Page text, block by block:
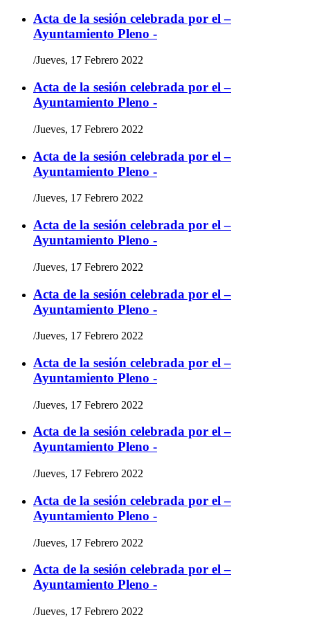
Acta de la sesión celebrada por el –
Ayuntamiento Pleno -
/Jueves, 17 Febrero 2022
Acta de la sesión celebrada por el –
Ayuntamiento Pleno -
/Jueves, 17 Febrero 2022
Acta de la sesión celebrada por el –
Ayuntamiento Pleno -
/Jueves, 17 Febrero 2022
Acta de la sesión celebrada por el –
Ayuntamiento Pleno -
/Jueves, 17 Febrero 2022
Acta de la sesión celebrada por el –
Ayuntamiento Pleno -
/Jueves, 17 Febrero 2022
Acta de la sesión celebrada por el –
Ayuntamiento Pleno -
/Jueves, 17 Febrero 2022
Acta de la sesión celebrada por el –
Ayuntamiento Pleno -
/Jueves, 17 Febrero 2022
Acta de la sesión celebrada por el –
Ayuntamiento Pleno -
/Jueves, 17 Febrero 2022
Acta de la sesión celebrada por el –
Ayuntamiento Pleno -
/Jueves, 17 Febrero 2022